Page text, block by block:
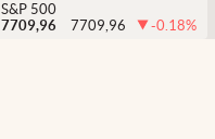
S&P 500
7709,96
7709,96 -0.18%